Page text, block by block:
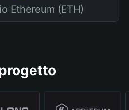
Ethereum (ETH)